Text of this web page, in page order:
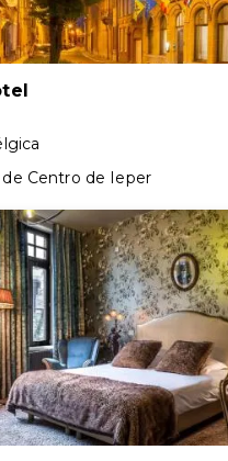
Centro de Ieper